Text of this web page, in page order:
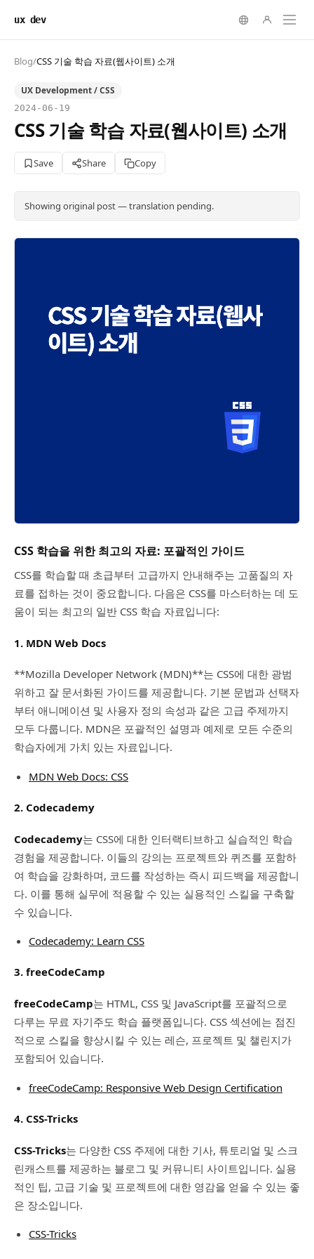
ux dev
Blog/CSS 기술 학습 자료(웹사이트) 소개
UX Development / CSS
2024-06-19
CSS 기술 학습 자료(웹사이트) 소개
Save Share Copy
Showing original post — translation pending.
CSS 학습을 위한 최고의 자료: 포괄적인 가이드
CSS를 학습할 때 초급부터 고급까지 안내해주는 고품질의 자
료를 접하는 것이 중요합니다. 다음은 CSS를 마스터하는 데 도
움이 되는 최고의 일반 CSS 학습 자료입니다:
1. MDN Web Docs
**Mozilla Developer Network (MDN)**는 CSS에 대한 광범
위하고 잘 문서화된 가이드를 제공합니다. 기본 문법과 선택자
부터 애니메이션 및 사용자 정의 속성과 같은 고급 주제까지
모두 다룹니다. MDN은 포괄적인 설명과 예제로 모든 수준의
학습자에게 가치 있는 자료입니다.
MDN Web Docs: CSS
2. Codecademy
Codecademy는 CSS에 대한 인터랙티브하고 실습적인 학습
경험을 제공합니다. 이들의 강의는 프로젝트와 퀴즈를 포함하
여 학습을 강화하며, 코드를 작성하는 즉시 피드백을 제공합니
다. 이를 통해 실무에 적용할 수 있는 실용적인 스킬을 구축할
수 있습니다.
Codecademy: Learn CSS
3. freeCodeCamp
freeCodeCamp는 HTML, CSS 및 JavaScript를 포괄적으로
다루는 무료 자기주도 학습 플랫폼입니다. CSS 섹션에는 점진
적으로 스킬을 향상시킬 수 있는 레슨, 프로젝트 및 챌린지가
포함되어 있습니다.
freeCodeCamp: Responsive Web Design Certification
4. CSS-Tricks
CSS-Tricks는 다양한 CSS 주제에 대한 기사, 튜토리얼 및 스크
린캐스트를 제공하는 블로그 및 커뮤니티 사이트입니다. 실용
적인 팁, 고급 기술 및 프로젝트에 대한 영감을 얻을 수 있는 좋
은 장소입니다.
CSS-Tricks